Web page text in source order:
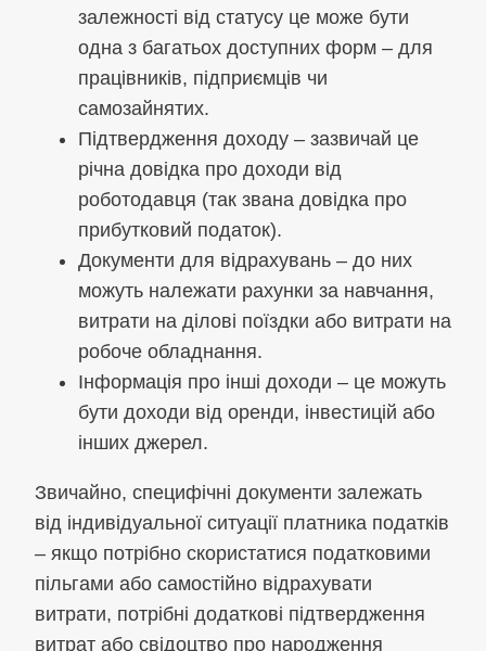
залежності від статусу це може бути
одна з багатьох доступних форм – для
працівників, підприємців чи
самозайнятих.
Підтвердження доходу – зазвичай це
річна довідка про доходи від
роботодавця (так звана довідка про
прибутковий податок).
Документи для відрахувань – до них
можуть належати рахунки за навчання,
витрати на ділові поїздки або витрати на
робоче обладнання.
Інформація про інші доходи – це можуть
бути доходи від оренди, інвестицій або
інших джерел.
Звичайно, специфічні документи залежать
від індивідуальної ситуації платника податків
– якщо потрібно скористатися податковими
пільгами або самостійно відрахувати
витрати, потрібні додаткові підтвердження
витрат або свідоцтво про народження